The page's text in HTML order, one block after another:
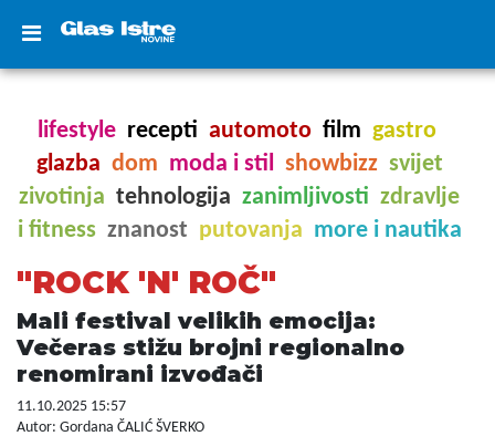
lifestyle recepti automoto film gastro
glazba dom moda i stil showbizz svijet
zivotinja tehnologija zanimljivosti zdravlje
i fitness znanost putovanja more i nautika
"ROCK 'N' ROČ"
Mali festival velikih emocija:
Večeras stižu brojni regionalno
renomirani izvođači
11.10.2025 15:57
Autor: Gordana ČALIĆ ŠVERKO